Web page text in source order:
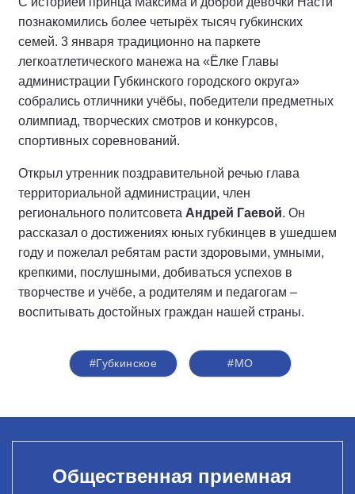
познакомились более четырёх тысяч губкинских
семей. 3 января традиционно на паркете
легкоатлетического манежа на «Ёлке Главы
администрации Губкинского городского округа»
собрались отличники учёбы, победители предметных
олимпиад, творческих смотров и конкурсов,
спортивных соревнований.
Открыл утренник поздравительной речью глава
территориальной администрации, член
регионального политсовета Андрей Гаевой. Он
рассказал о достижениях юных губкинцев в ушедшем
году и пожелал ребятам расти здоровыми, умными,
крепкими, послушными, добиваться успехов в
творчестве и учёбе, а родителям и педагогам –
воспитывать достойных граждан нашей страны.
#Губкинское #МО
Общественная приемная